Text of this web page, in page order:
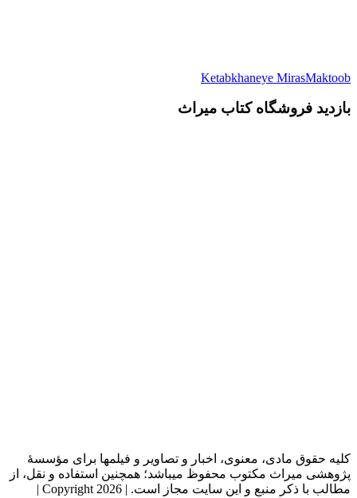
Ketabkhaneye MirasMaktoob
بازدید فروشگاه کتاب میراث
کلیه حقوق مادی، معنوی، اخبار و تصاویر و فیلمها برای مؤسسۀ
پژوهشی میراث مکتوب محفوظ میباشد؛ همچنین استفاده و نقل، از
مطالب با ذکر منبع و این سایت مجاز است. | Copyright 2026 |